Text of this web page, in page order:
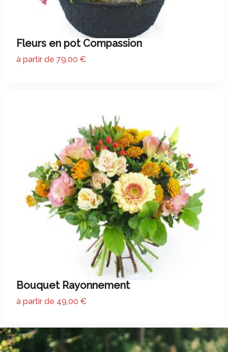
Fleurs en pot Compassion
à partir de 79,00 €
Bouquet Rayonnement
à partir de 49,00 €